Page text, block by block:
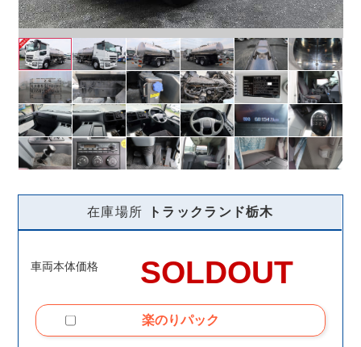
在庫場所 トラックランド栃木
車両本体価格 SOLDOUT
楽のりパック